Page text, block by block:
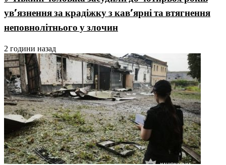
ув’язнення за крадіжку з кав’ярні та втягнення
неповнолітнього у злочин
2 години назад